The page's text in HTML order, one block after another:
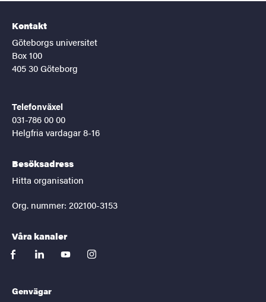
Kontakt
Göteborgs universitet
Box 100
405 30 Göteborg
Telefonväxel
031-786 00 00
Helgfria vardagar 8-16
Besöksadress
Hitta organisation
Org. nummer: 202100-3153
Våra kanaler
facebooklinkedinyoutubeinstagram
Genvägar